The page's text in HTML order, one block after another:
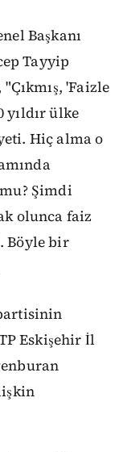
Başkanı
Tayyip
'Faizle
yıldır ülke
Hiç alma o
Şimdi
olunca faiz
Böyle bir
Eskişehir İl